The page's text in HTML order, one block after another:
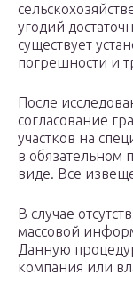
угодий
существует
погрешности и
После
согласование
участков на
в обязательном
виде. Все
В случае
массовой
Данную
компания или